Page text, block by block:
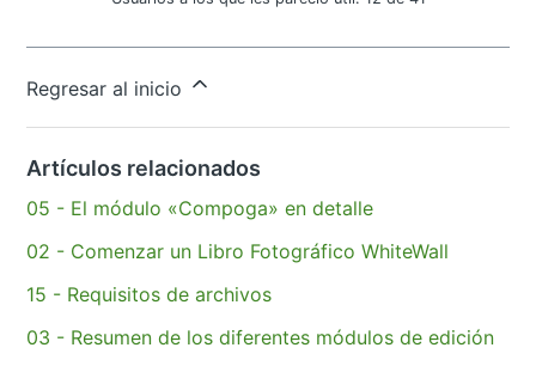
Regresar al inicio
Artículos relacionados
05 - El módulo «Compoga» en detalle
02 - Comenzar un Libro Fotográfico WhiteWall
15 - Requisitos de archivos
03 - Resumen de los diferentes módulos de edición